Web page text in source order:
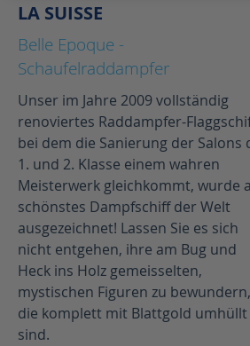
LA SUISSE
Belle Epoque -
Schaufelraddampfer
Unser im Jahre 2009 vollständig
renoviertes Raddampfer-
bei dem die Sanierung der Salons
1. und 2. Klasse einem wahren
Meisterwerk gleichkommt, wurde
schönstes Dampfschiff der Welt
ausgezeichnet! Lassen Sie es sich
nicht entgehen, ihre am Bug und
Heck ins Holz gemeisselten,
mystischen Figuren zu bewundern,
die komplett mit Blattgold umhüllt
sind.